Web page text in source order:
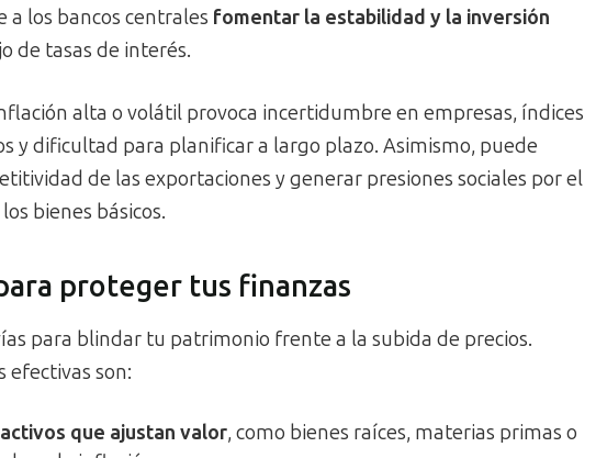
los bancos centrales fomentar la estabilidad y la inversión
de tasas de interés.
alta o volátil provoca incertidumbre en empresas, índices
y dificultad para planificar a largo plazo. Asimismo, puede
de las exportaciones y generar presiones sociales por el
bienes básicos.
proteger tus finanzas
para blindar tu patrimonio frente a la subida de precios.
efectivas son:
que ajustan valor, como bienes raíces, materias primas o